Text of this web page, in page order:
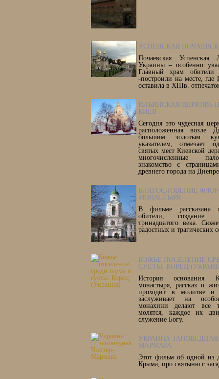
УСПЕНСКАЯ
Почаевская
Украины – особенно
Главный храм обители
-построили на месте, где
оставила в XIIIв.
ИЛЬИНСКАЯ ЦЕРКОВЬ
КИЕВ
Сегодня это чудесная
расположенная возле
большим золотым
указателем, отмечает
святых мест Киевской
многочисленные
знакомство с
древнего города на
БЛАГОСЛОВЕНИЕ
МОНАСТЫРЯ
В фильме рассказана
обители, создание
тринадцатого века.
радостных и трагических
БОЖЬЕ ПОСЕЛЕНИЕ
СУЕТЫ. КОРЕЦ
История основания
монастыря, рассказ о
проходит в молитве и
заслуживает на
монахини делают все
молятся, каждое их
служение Богу.
УКРАИНА
МАРМАРА
Этот фильм об одной из
Крыма, про святыню с